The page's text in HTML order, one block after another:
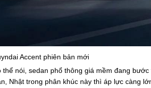
Accent phiên bản mới
thể nói, sedan phổ thông giá mềm đang
Nhật trong phân khúc này thì áp lực càng